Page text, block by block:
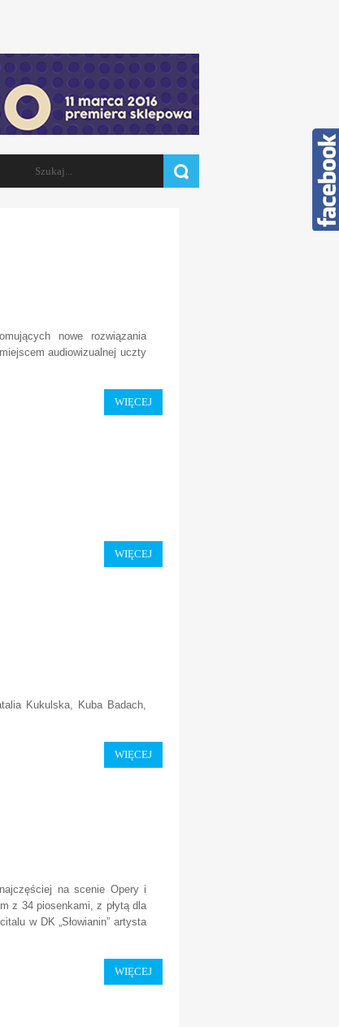
FORMULARZ WYSZUKIWANIA
nowe rozwiązania
audiowizualnej uczty
WIĘCEJ
WIĘCEJ
Kukulska, Kuba Badach,
WIĘCEJ
na scenie Opery i
z 34 piosenkami, z płytą dla
w DK „Słowianin” artysta
WIĘCEJ